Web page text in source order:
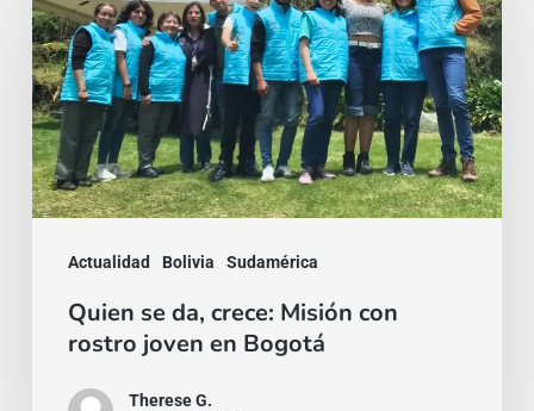
Actualidad Bolivia Sudamérica
da,
crece:
Misión
con
rostro
joven
Quien se da, crece: Misión con
rostro joven en Bogotá
Therese G.